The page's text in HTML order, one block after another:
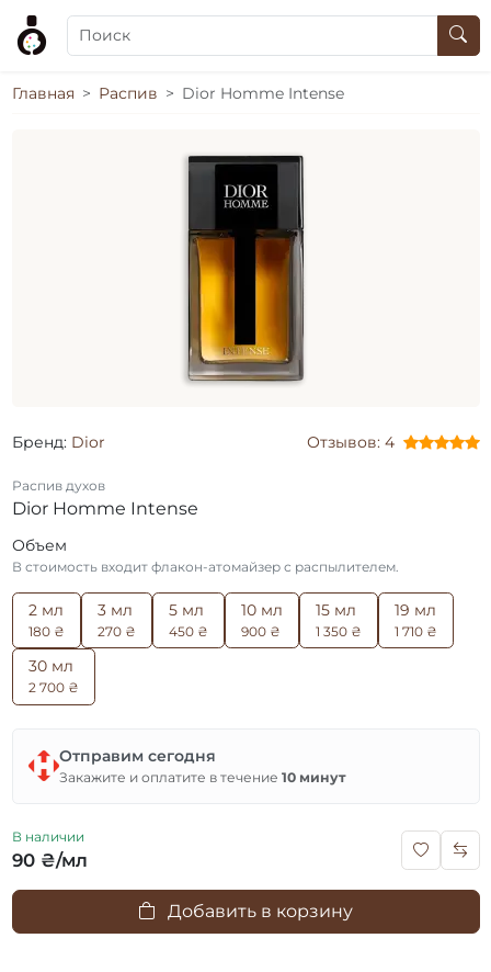
Главная Распив Dior Homme Intense
Бренд: Dior Отзывов: 4
Распив духов
Dior Homme Intense
Объем
В стоимость входит флакон-атомайзер с распылителем.
2 мл
180 ₴
3 мл
270 ₴
5 мл
450 ₴
10 мл
900 ₴
15 мл
1 350 ₴
19 мл
1 710 ₴
30 мл
2 700 ₴
Отправим сегодня
Закажите и оплатите в течение 10 минут
В наличии
90 ₴/мл
Добавить в корзину